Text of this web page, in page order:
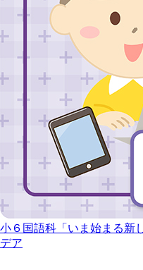
小６国語科「いま始まる新
デア